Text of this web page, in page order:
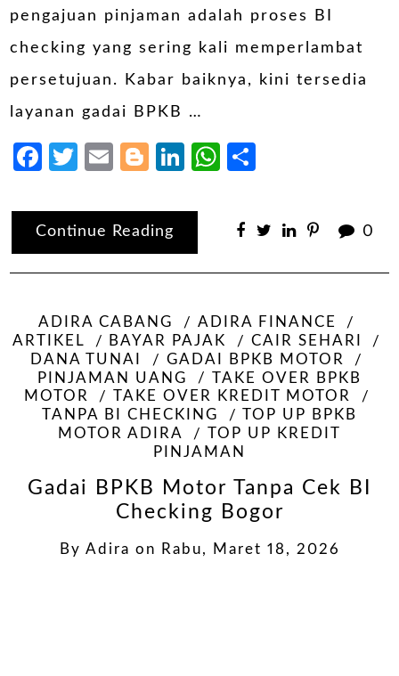
pengajuan pinjaman adalah proses BI
checking yang sering kali memperlambat
persetujuan. Kabar baiknya, kini tersedia
layanan gadai BPKB …
Facebook
Twitter
EmailBlogger
LinkedIn
WhatsApp
Continue Reading 0
ADIRA CABANG
ADIRA FINANCE
ARTIKEL
BAYAR PAJAK
CAIR SEHARI
DANA TUNAI
GADAI BPKB MOTOR
PINJAMAN UANG
TAKE OVER BPKB
MOTOR
TAKE OVER KREDIT MOTOR
TANPA BI CHECKING
TOP UP BPKB
MOTOR ADIRA
TOP UP KREDIT
PINJAMAN
Gadai BPKB Motor Tanpa Cek BI
Checking Bogor
By Adira on Rabu, Maret 18, 2026